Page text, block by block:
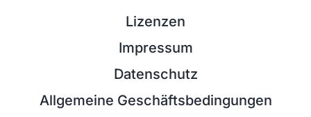
Lizenzen
Impressum
Datenschutz
Allgemeine Geschäftsbedingungen